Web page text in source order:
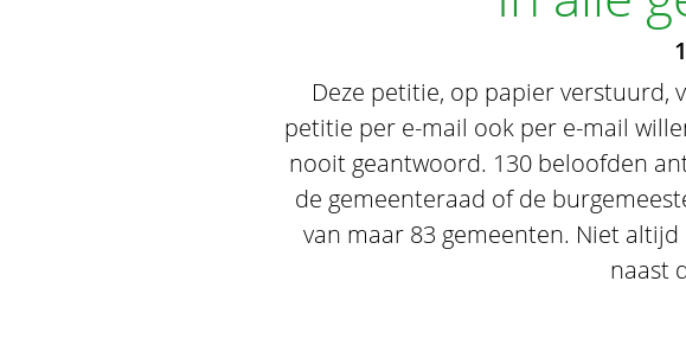
Deze petitie, op papier verstuurd,
petitie per e-mail ook per e-mail
nooit geantwoord. 130 beloofden
de gemeenteraad of de
van maar 83 gemeenten. Niet
naast